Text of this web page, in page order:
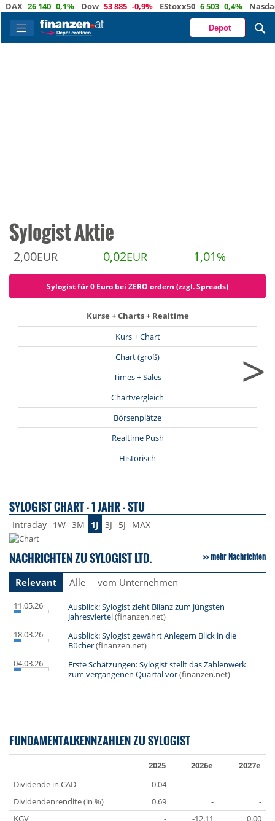
26 140 0,1% Dow 53 885 -0,9% EStoxx50 6 503 0,4% Nasdaq 29
Depot
Sylogist Aktie
2,00EUR 0,02EUR 1,01 %
Sylogist für 0 Euro bei ZERO ordern (zzgl. Spreads)
Kurse + Charts + Realtime
Kurs + Chart
Chart (groß)
Times + Sales
Chartvergleich
Börsenplätze
Realtime Push
Historisch
>
SYLOGIST CHART - 1 JAHR - STU
Intraday 1W 3M 1J 3J 5J MAX
NACHRICHTEN ZU SYLOGIST LTD. mehr Nachrichten
Relevant Alle vom Unternehmen
11.05.26
Ausblick: Sylogist zieht Bilanz zum jüngsten
Jahresviertel(finanzen.net)
18.03.26
Ausblick: Sylogist gewährt Anlegern Blick in die
Bücher(finanzen.net)
04.03.26
Erste Schätzungen: Sylogist stellt das Zahlenwerk
zum vergangenen Quartal vor(finanzen.net)
FUNDAMENTALKENNZAHLEN ZU SYLOGIST
2025 2026e
2027e
Dividende in CAD
0.04 -
-
Dividendenrendite (in %)
0.69 -
-
KGV
- -12.11
0.00